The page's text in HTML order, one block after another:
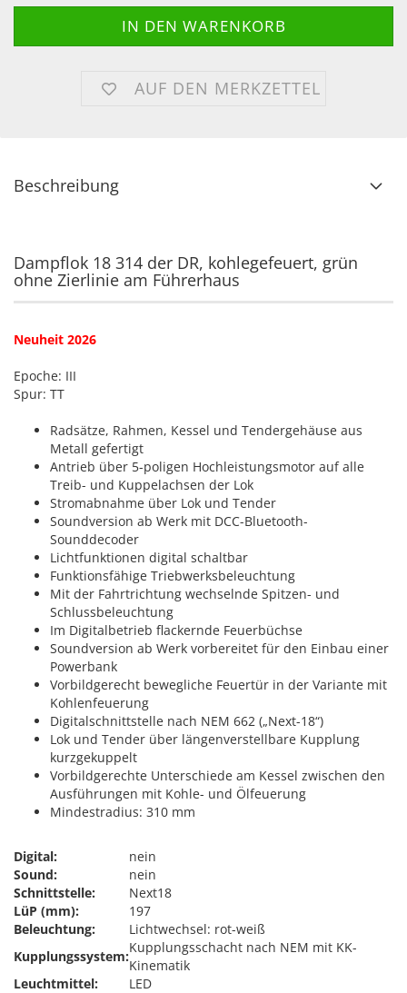
AUF DEN MERKZETTEL
Beschreibung
Dampflok 18 314 der DR, kohlegefeuert, grün
ohne Zierlinie am Führerhaus
Neuheit 2026
Epoche: III
Spur: TT
Radsätze, Rahmen, Kessel und Tendergehäuse aus
Metall gefertigt
Antrieb über 5-poligen Hochleistungsmotor auf alle
Treib- und Kuppelachsen der Lok
Stromabnahme über Lok und Tender
Soundversion ab Werk mit DCC-Bluetooth-
Sounddecoder
Lichtfunktionen digital schaltbar
Funktionsfähige Triebwerksbeleuchtung
Mit der Fahrtrichtung wechselnde Spitzen- und
Schlussbeleuchtung
Im Digitalbetrieb flackernde Feuerbüchse
Soundversion ab Werk vorbereitet für den Einbau einer
Powerbank
Vorbildgerecht bewegliche Feuertür in der Variante mit
Kohlenfeuerung
Digitalschnittstelle nach NEM 662 („Next-18“)
Lok und Tender über längenverstellbare Kupplung
kurzgekuppelt
Vorbildgerechte Unterschiede am Kessel zwischen den
Ausführungen mit Kohle- und Ölfeuerung
Mindestradius: 310 mm
Digital:
nein
Sound:
nein
Schnittstelle:
Next18
LüP (mm):
197
Beleuchtung:
Lichtwechsel: rot-weiß
Kupplungssystem:
Kupplungsschacht nach NEM mit KK-
Kinematik
Leuchtmittel:
LED